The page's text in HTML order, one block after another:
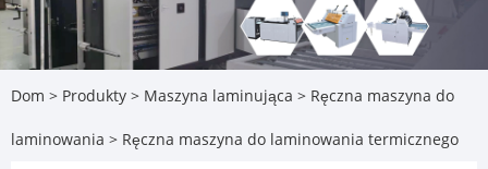
Dom > Produkty > Maszyna laminująca > Ręczna maszyna do
laminowania > Ręczna maszyna do laminowania termicznego